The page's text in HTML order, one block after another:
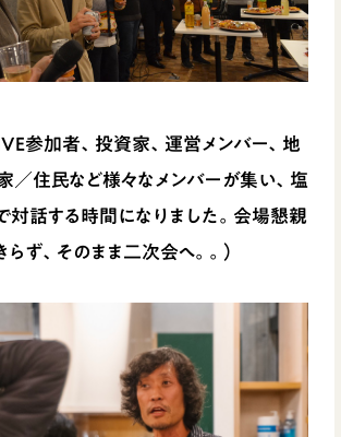
参加者、投資家、運営メンバー、地
／住民など様々なメンバーが集い、塩
対話する時間になりました。会場懇親
ず、そのまま二次会へ。。）